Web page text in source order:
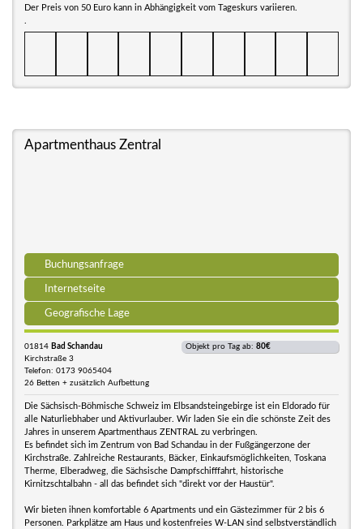
Der Preis von 50 Euro kann in Abhängigkeit vom Tageskurs variieren.
Apartmenthaus Zentral
Buchungsanfrage
Internetseite
Geografische Lage
01814 Bad Schandau
Kirchstraße 3
Telefon: 0173 9065404
26 Betten + zusätzlich Aufbettung
Objekt pro Tag ab: 80€
Die Sächsisch-Böhmische Schweiz im Elbsandsteingebirge ist ein Eldorado für
alle Naturliebhaber und Aktivurlauber. Wir laden Sie ein die schönste Zeit des
Jahres in unserem Apartmenthaus ZENTRAL zu verbringen.
Es befindet sich im Zentrum von Bad Schandau in der Fußgängerzone der
Kirchstraße. Zahlreiche Restaurants, Bäcker, Einkaufsmöglichkeiten, Toskana
Therme, Elberadweg, die Sächsische Dampfschifffahrt, historische
Kirnitzschtalbahn - all das befindet sich "direkt vor der Haustür".
Wir bieten ihnen komfortable 6 Apartments und ein Gästezimmer für 2 bis 6
Personen. Parkplätze am Haus und kostenfreies W-LAN sind selbstverständlich